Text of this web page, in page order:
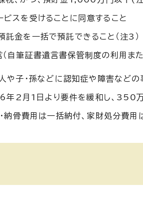
ビスを受けることに同意すること
託金を一括で預託できること（注3）
（自筆証書遺言書保管制度の利用ま
人や子・孫などに認知症や障害など
6年2月1日より要件を緩和し、
・納骨費用は一括納付、家財処分費